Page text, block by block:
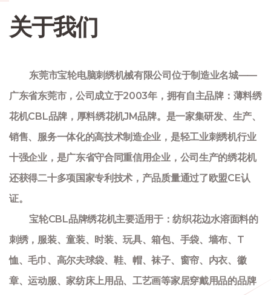
关于我们
东莞市宝轮电脑刺绣机械有限公司位于制造业名城——
广东省东莞市，公司成立于2003年，拥有自主品牌：薄料绣
花机CBL品牌，厚料绣花机JM品牌。是一家集研发、生产、
销售、服务一体化的高技术制造企业，是轻工业刺绣机行业
十强企业，是广东省守合同重信用企业，公司生产的绣花机
还获得二十多项国家专利技术，产品质量通过了欧盟CE认
证。
宝轮CBL品牌绣花机主要适用于：纺织花边水溶面料的
刺绣，服装、童装、时装、玩具、箱包、手袋、墙布、T
恤、毛巾、高尔夫球袋、鞋、帽、袜子、窗帘、内衣、徽
章、运动服、家纺床上用品、工艺画等家居穿戴用品的品牌